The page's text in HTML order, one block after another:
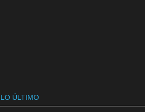
LO ÚLTIMO